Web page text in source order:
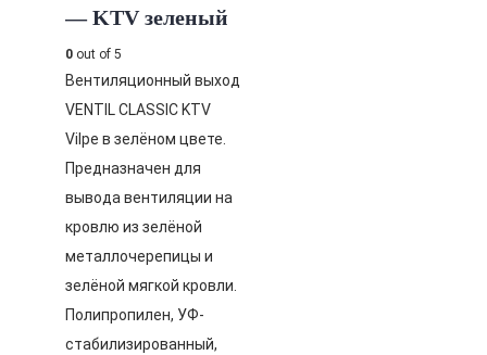
— KTV зеленый
0 out of 5
Вентиляционный выход
VENTIL CLASSIC KTV
Vilpe в зелёном цвете.
Предназначен для
вывода вентиляции на
кровлю из зелёной
металлочерепицы и
зелёной мягкой кровли.
Полипропилен, УФ-
стабилизированный,